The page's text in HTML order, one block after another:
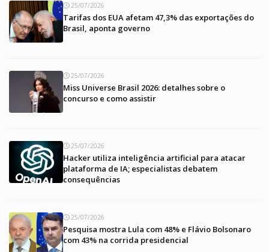
25/07/2026
Tarifas dos EUA afetam 47,3% das exportações do
Brasil, aponta governo
25/07/2026
Miss Universe Brasil 2026: detalhes sobre o
concurso e como assistir
25/07/2026
Hacker utiliza inteligência artificial para atacar
plataforma de IA; especialistas debatem
consequências
25/07/2026
Pesquisa mostra Lula com 48% e Flávio Bolsonaro
com 43% na corrida presidencial